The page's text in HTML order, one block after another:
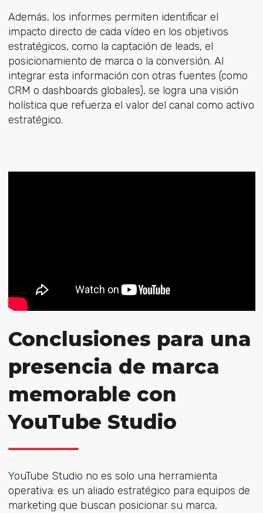
Además, los informes permiten identificar el
impacto directo de cada vídeo en los objetivos
estratégicos, como la captación de leads, el
posicionamiento de marca o la conversión. Al
integrar esta información con otras fuentes (como
CRM o dashboards globales), se logra una visión
holística que refuerza el valor del canal como activo
estratégico.
Conclusiones para una
presencia de marca
memorable con
YouTube Studio
YouTube Studio no es solo una herramienta
operativa: es un aliado estratégico para equipos de
marketing que buscan posicionar su marca,